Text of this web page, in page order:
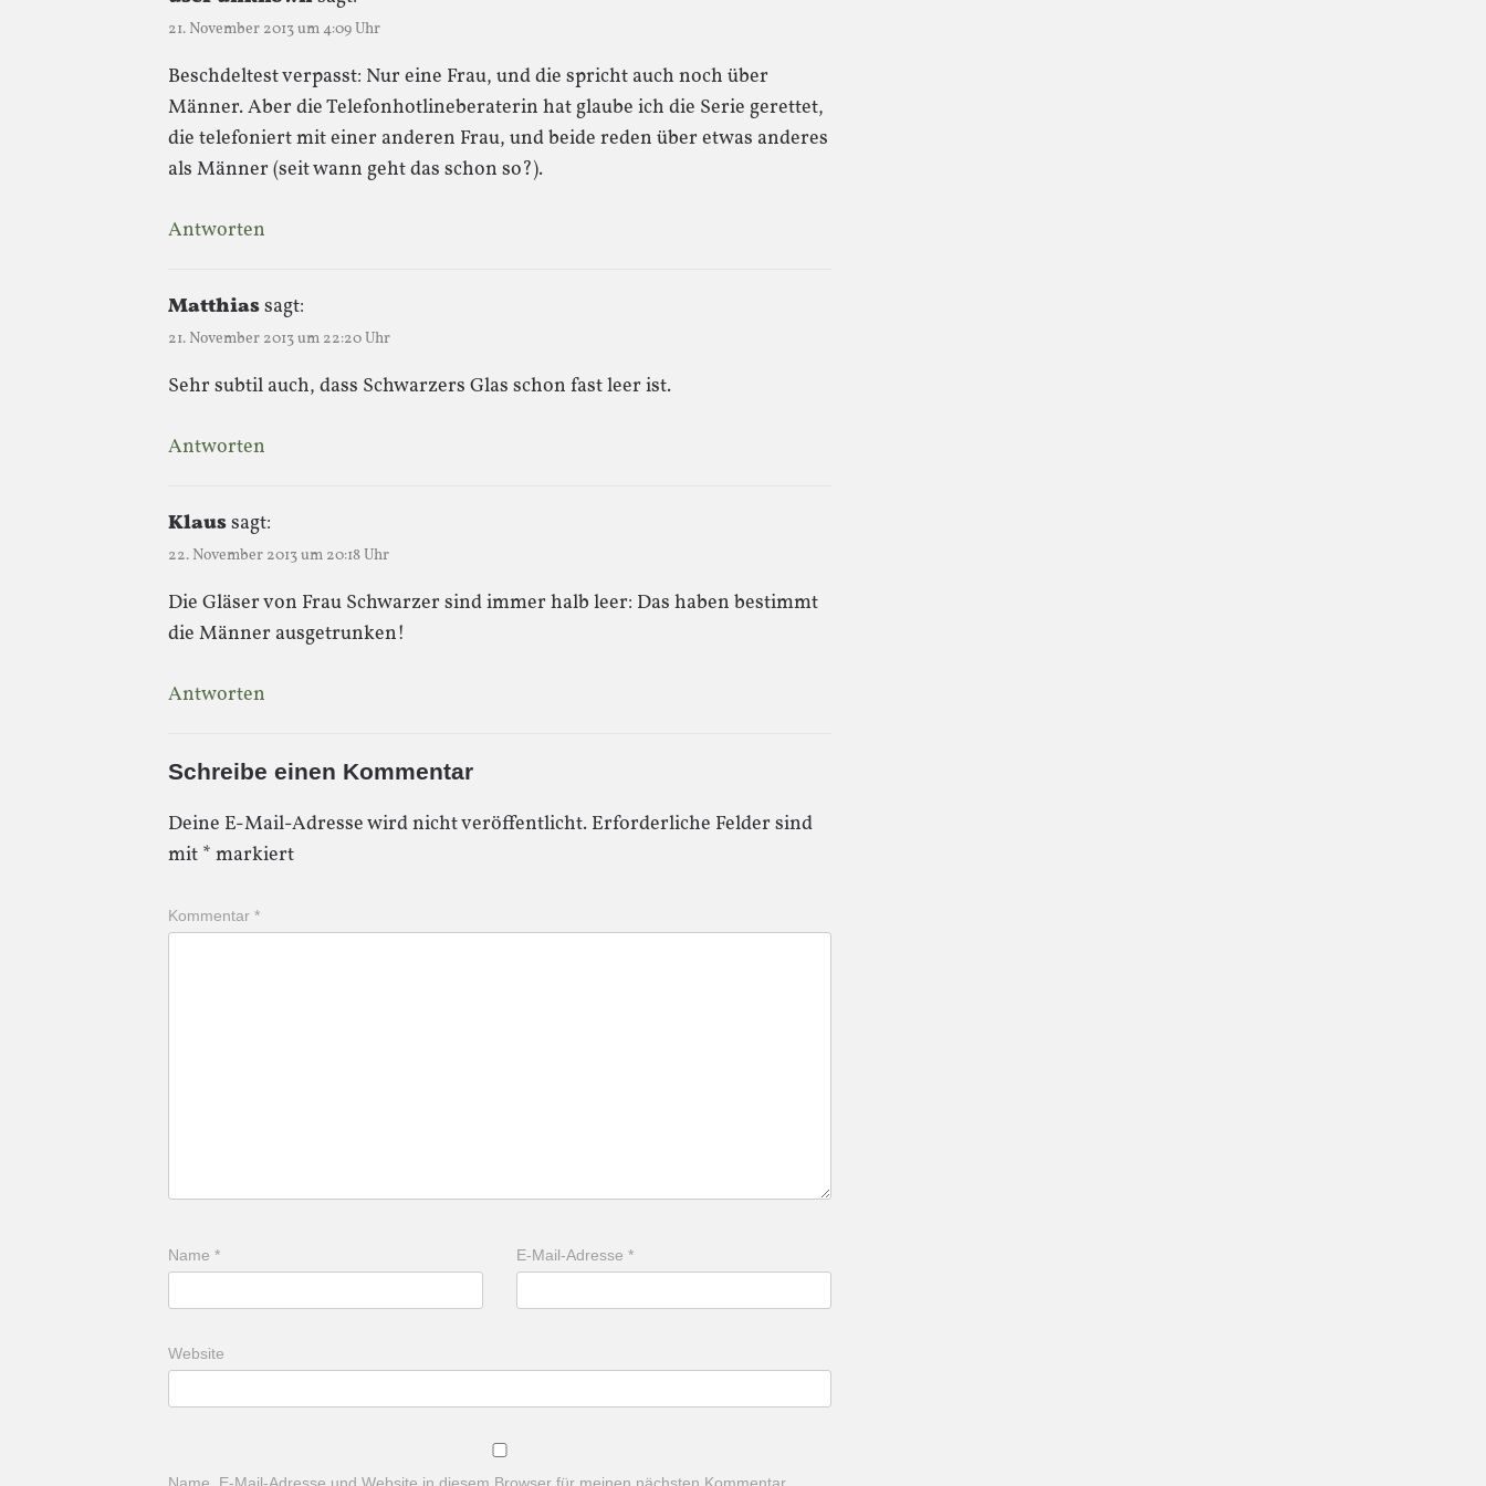
21. November 2013 um 4:09 Uhr
Beschdeltest verpasst: Nur eine Frau, und die spricht auch noch über
Männer. Aber die Telefonhotlineberaterin hat glaube ich die Serie gerettet,
die telefoniert mit einer anderen Frau, und beide reden über etwas anderes
als Männer (seit wann geht das schon so?).
Antworten
Matthiassagt:
21. November 2013 um 22:20 Uhr
Sehr subtil auch, dass Schwarzers Glas schon fast leer ist.
Antworten
Klaussagt:
22. November 2013 um 20:18 Uhr
Die Gläser von Frau Schwarzer sind immer halb leer: Das haben bestimmt
die Männer ausgetrunken!
Antworten
Schreibe einen Kommentar
Deine E-Mail-Adresse wird nicht veröffentlicht. Erforderliche Felder sind
mit * markiert
Kommentar *
Name * E-Mail-Adresse *
Website